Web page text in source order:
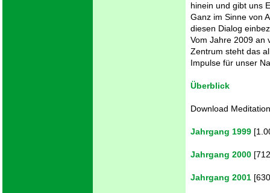
hinein und gibt uns
Ganz im Sinne von
diesen Dialog
Vom Jahre 2009 an
Zentrum steht das
Impulse für unser
Überblick
Download
Jahrgang 1999
Jahrgang 2000
Jahrgang 2001